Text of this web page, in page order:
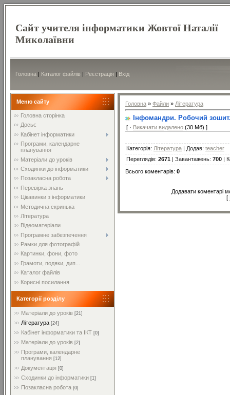
Сайт учителя інформатики Жовтої Наталії
Миколаївни
Головна | Каталог файлів | Реєстрація | Вхід
Меню сайту
Головна сторінка
Досьє
Кабінет інформатики
Програми, календарне
планування
Матеріали до уроків
Сходинки до інформатики
Позакласна робота
Перевірка знань
Цікавинки з інформатики
Методична скринька
Література
Відеоматеріали
Програмне забезпечення
Рамки для фотографій
Картинки, фони, фото
Грамоти, подяки, дип...
Каталог файлів
Корисні посилання
Категорії розділу
Матеріали до уроків [21]
Література [24]
Кабінет інформатики та ІКТ [0]
Матеріали до уроків [2]
Програми, календарне
планування [12]
Документація [0]
Сходинки до інформатики [1]
Позакласна робота [0]
Головна » Файли » Література
Інфомандри. Робочий
[ · Викачати видалено (30 Мб) ]
Категорія: Література | Додав: teacher
Переглядів: 2671 | Завантажень: 700 |
Всього коментарів: 0
Додавати коментарі
[